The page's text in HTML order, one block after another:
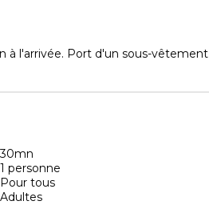
à l'arrivée. Port d'un sous-vêtement
30mn
1 personne
Pour tous
Adultes